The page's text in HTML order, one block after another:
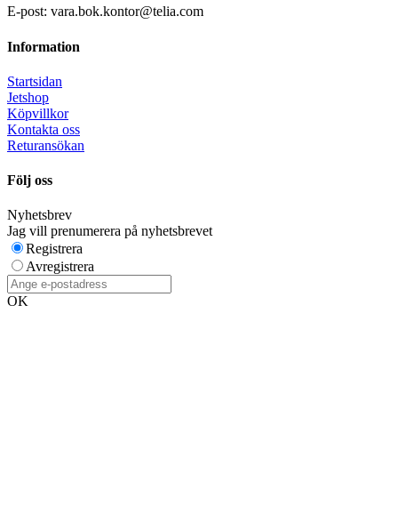
E-post: vara.bok.kontor@telia.com
Information
Startsidan
Jetshop
Köpvillkor
Kontakta oss
Returansökan
Följ oss
Nyhetsbrev
Jag vill prenumerera på nyhetsbrevet
Registrera
Avregistrera
OK